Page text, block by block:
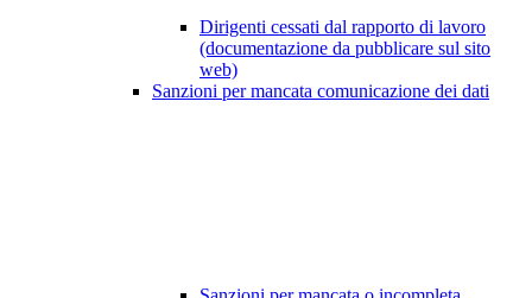
Dirigenti cessati dal rapporto di lavoro
(documentazione da pubblicare sul sito
web)
Sanzioni per mancata comunicazione dei dati